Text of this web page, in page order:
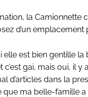
la Camionnette
d’un emplacement
elle est bien gentille
c’est gai, mais oui,
d’articles dans la
que ma belle-famille